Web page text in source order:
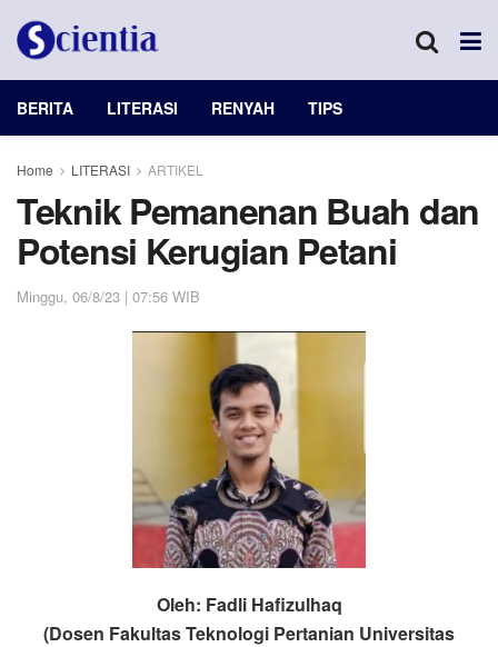
BERITA LITERASI RENYAH TIPS
Home LITERASI ARTIKEL
Teknik Pemanenan Buah dan
Potensi Kerugian Petani
Minggu, 06/8/23 | 07:56 WIB
Oleh: Fadli Hafizulhaq
(Dosen Fakultas Teknologi Pertanian Universitas